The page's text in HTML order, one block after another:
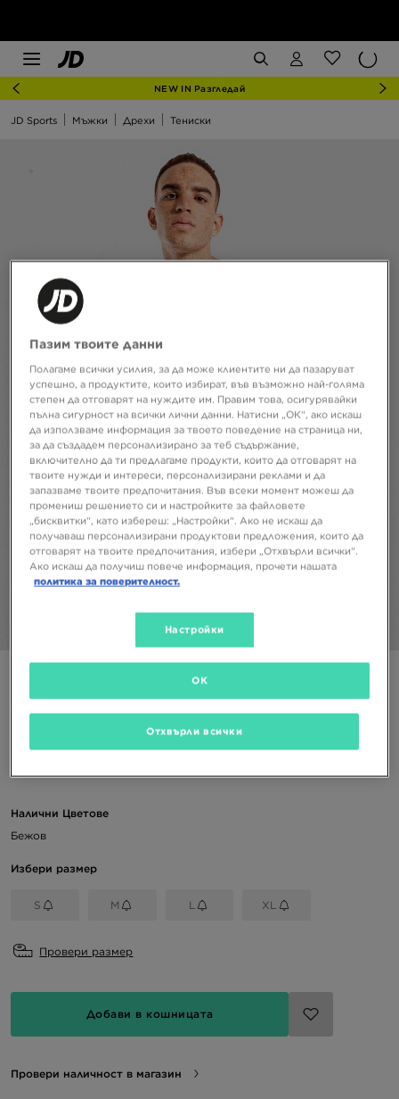
NEW IN Разгледай
JD Sports Мъжки Дрехи Тениски
ADIDAS ТЕНИСКА ICED LATTE
21,99 €
Налични Цветове
Бежов
Избери размер
S M L XL
Провери размер
Добави в кошницата
Провери наличност в магазин
Пазим твоите данни
Полагаме всички усилия, за да може клиентите ни да пазаруват
успешно, а продуктите, които избират, във възможно най-голяма
степен да отговарят на нуждите им. Правим това, осигурявайки
пълна сигурност на всички лични данни. Натисни „ОК“, ако искаш
да използваме информация за твоето поведение на страница ни,
за да създадем персонализирано за теб съдържание,
включително да ти предлагаме продукти, които да отговарят на
твоите нужди и интереси, персонализирани реклами и да
запазваме твоите предпочитания. Във всеки момент можеш да
промениш решението си и настройките за файловете
„бисквитки“, като избереш: „Настройки“. Ако не искаш да
получаваш персонализирани продуктови предложения, които да
отговарят на твоите предпочитания, избери „Отхвърли всички“.
Ако искаш да получиш повече информация, прочети нашата
политика за поверителност.
Настройки
Отхвърли всички
OK